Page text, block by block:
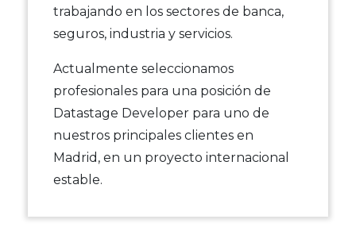
trabajando en los sectores de banca,
seguros, industria y servicios.
Actualmente seleccionamos
profesionales para una posición de
Datastage Developer para uno de
nuestros principales clientes en
Madrid, en un proyecto internacional
estable.